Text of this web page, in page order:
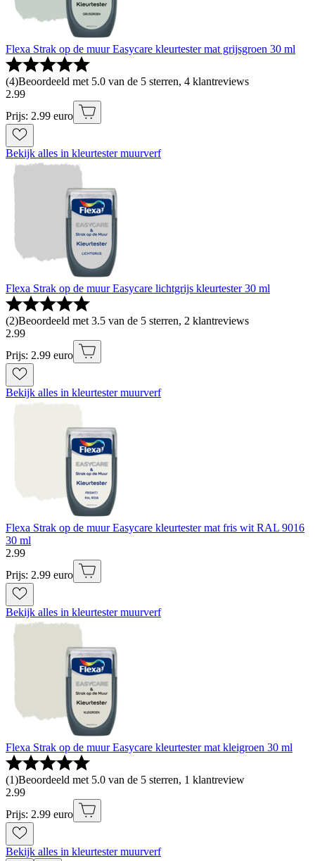
Flexa Strak op de muur Easycare kleurtester mat grijsgroen 30 ml
(4)Beoordeeld met 5.0 van de 5 sterren, 4 klantreviews
2.99
Prijs: 2.99 euro
Bekijk alles in kleurtester muurverf
Flexa Strak op de muur Easycare lichtgrijs kleurtester 30 ml
(2)Beoordeeld met 3.5 van de 5 sterren, 2 klantreviews
2.99
Prijs: 2.99 euro
Bekijk alles in kleurtester muurverf
Flexa Strak op de muur Easycare kleurtester mat fris wit RAL 9016
30 ml
2.99
Prijs: 2.99 euro
Bekijk alles in kleurtester muurverf
Flexa Strak op de muur Easycare kleurtester mat kleigroen 30 ml
(1)Beoordeeld met 5.0 van de 5 sterren, 1 klantreview
2.99
Prijs: 2.99 euro
Bekijk alles in kleurtester muurverf